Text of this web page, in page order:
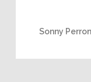
Sonny